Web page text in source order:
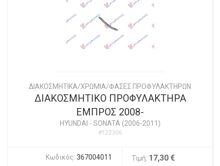
ΔΙΑΚΟΣΜΗΤΙΚΑ/ΧΡΩΜΙΑ/ΦΑΣΕΣ ΠΡΟΦΥΛΑΚΤΗΡΩΝ
ΔΙΑΚΟΣΜΗΤΙΚΟ ΠΡΟΦΥΛΑΚΤΗΡΑ
ΕΜΠΡΟΣ 2008-
HYUNDAI - SONATA (2006-2011)
#122306
Κωδικός: 367004011 Τιμή: 17,30 €